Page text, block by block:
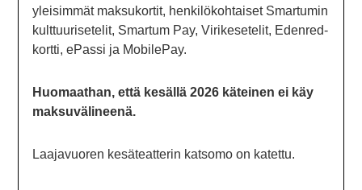
yleisimmät maksukortit, henkilökohtaiset Smartumin
kulttuurisetelit, Smartum Pay, Virikesetelit, Edenred-
kortti, ePassi ja MobilePay.
Huomaathan, että kesällä 2026 käteinen ei käy
maksuvälineenä.
Laajavuoren kesäteatterin katsomo on katettu.